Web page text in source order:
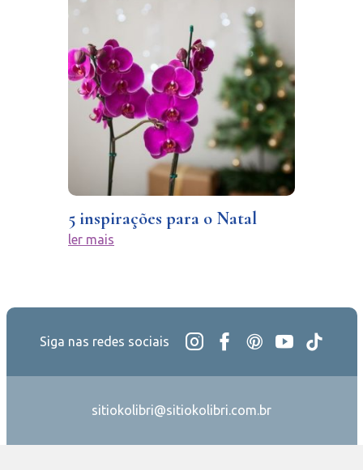
5 inspirações para o Natal
ler mais
Siga nas redes sociais
sitiokolibri@sitiokolibri.com.br